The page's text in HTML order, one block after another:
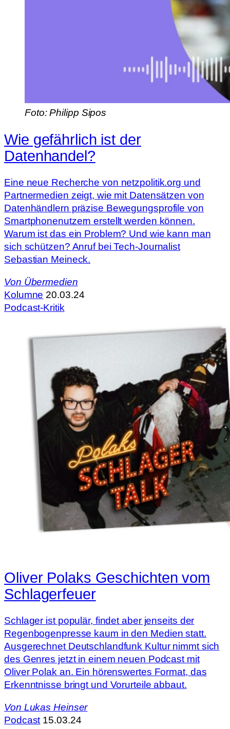
Foto: Philipp Sipos
Wie gefährlich ist der
Datenhandel?
Eine neue Recherche von netzpolitik.org und
Partnermedien zeigt, wie mit Datensätzen von
Datenhändlern präzise Bewegungsprofile von
Smartphonenutzern erstellt werden können.
Warum ist das ein Problem? Und wie kann man
sich schützen? Anruf bei Tech-Journalist
Sebastian Meineck.
Von Übermedien
Kolumne 20.03.24
Podcast-Kritik
Oliver Polaks Geschichten vom
Schlagerfeuer
Schlager ist populär, findet aber jenseits der
Regenbogenpresse kaum in den Medien statt.
Ausgerechnet Deutschlandfunk Kultur nimmt sich
des Genres jetzt in einem neuen Podcast mit
Oliver Polak an. Ein hörenswertes Format, das
Erkenntnisse bringt und Vorurteile abbaut.
Von Lukas Heinser
Podcast 15.03.24